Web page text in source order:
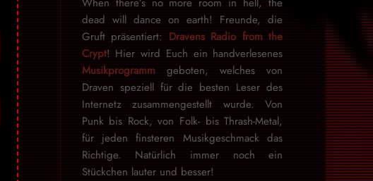
dead will dance on earth! Freunde, die
Gruft präsentiert: Dravens Radio from the
Crypt! Hier wird Euch ein handverlesenes
Musikprogrammgeboten, welches von
Draven speziell für die besten Leser des
Internetz zu­sammen­ge­stellt wurde. Von
Punk bis Rock, von Folk- bis Thrash-Metal,
für je­den finsteren Mu­sik­ge­schmack das
Rich­tige. Natürlich immer noch ein
Stückchen lauter und besser!